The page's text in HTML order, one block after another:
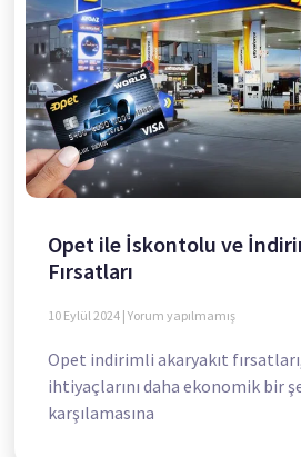
Opet ile İskontolu ve
Fırsatları
10 Eylül 2024 Yorum yapılmamış
Opet indirimli akaryakıt
ihtiyaçlarını daha ekonomik bir
karşılamasına